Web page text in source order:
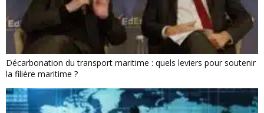
Décarbonation du transport maritime : quels leviers pour soutenir
la filière maritime ?